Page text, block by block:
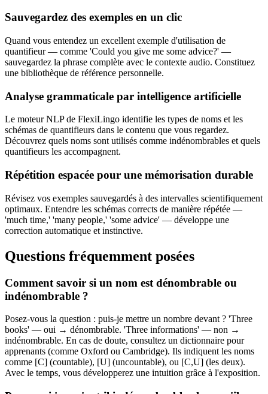
Sauvegardez des exemples en un clic
Quand vous entendez un excellent exemple d'utilisation de
quantifieur — comme 'Could you give me some advice?' —
sauvegardez la phrase complète avec le contexte audio. Constituez
une bibliothèque de référence personnelle.
Analyse grammaticale par intelligence artificielle
Le moteur NLP de FlexiLingo identifie les types de noms et les
schémas de quantifieurs dans le contenu que vous regardez.
Découvrez quels noms sont utilisés comme indénombrables et quels
quantifieurs les accompagnent.
Répétition espacée pour une mémorisation durable
Révisez vos exemples sauvegardés à des intervalles scientifiquement
optimaux. Entendre les schémas corrects de manière répétée —
'much time,' 'many people,' 'some advice' — développe une
correction automatique et instinctive.
Questions fréquemment posées
Comment savoir si un nom est dénombrable ou
indénombrable ?
Posez-vous la question : puis-je mettre un nombre devant ? 'Three
books' — oui → dénombrable. 'Three informations' — non →
indénombrable. En cas de doute, consultez un dictionnaire pour
apprenants (comme Oxford ou Cambridge). Ils indiquent les noms
comme [C] (countable), [U] (uncountable), ou [C,U] (les deux).
Avec le temps, vous développerez une intuition grâce à l'exposition.